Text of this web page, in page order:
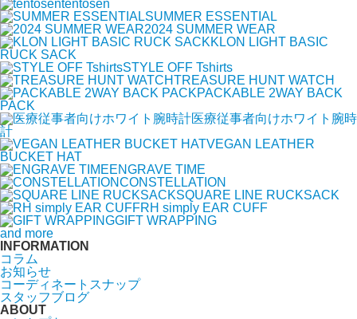
tentosen
SUMMER ESSENTIAL
2024 SUMMER WEAR
KLON LIGHT BASIC
RUCK SACK
STYLE OFF Tshirts
TREASURE HUNT WATCH
PACKABLE 2WAY BACK
PACK
医療従事者向けホワイト腕時
計
VEGAN LEATHER
BUCKET HAT
ENGRAVE TIME
CONSTELLATION
SQUARE LINE RUCKSACK
RH simply EAR CUFF
GIFT WRAPPING
and more
INFORMATION
コラム
お知らせ
コーディネートスナップ
スタッフブログ
ABOUT